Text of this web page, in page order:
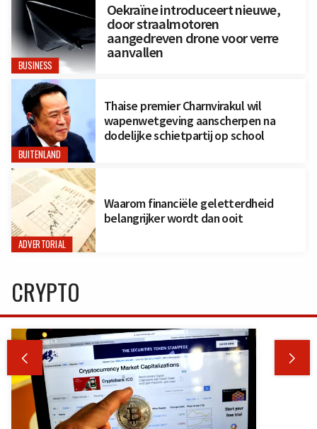
BUSINESS
Oekraïne introduceert nieuwe,
door straalmotoren
aangedreven drone voor verre
aanvallen
BUITENLAND
Thaise premier Charnvirakul wil
wapenwetgeving aanscherpen na
dodelijke schietpartij op school
ADVERTORIAL
Waarom financiële geletterdheid
belangrijker wordt dan ooit
CRYPTO
 